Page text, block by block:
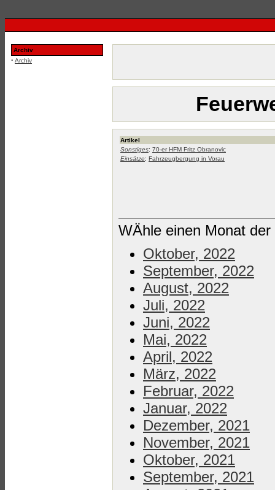
Archiv
· Archiv
Artikel
Sonstiges: 70-er HFM Fritz Obranovic
Einsätze: Fahrzeugbergung in Vorau
WÄhle einen Monat
Oktober, 2022
September, 2022
August, 2022
Juli, 2022
Juni, 2022
Mai, 2022
April, 2022
März, 2022
Februar, 2022
Januar, 2022
Dezember, 2021
November, 2021
Oktober, 2021
September, 2021